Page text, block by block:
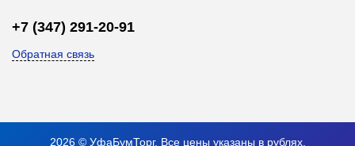
+7 (347) 291-20-91
Обратная связь
2026 © УфаБумТорг. Все цены указаны в рублях.